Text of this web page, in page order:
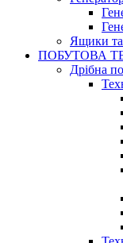
Ящики та
ПОБУТОВА
Дрібна